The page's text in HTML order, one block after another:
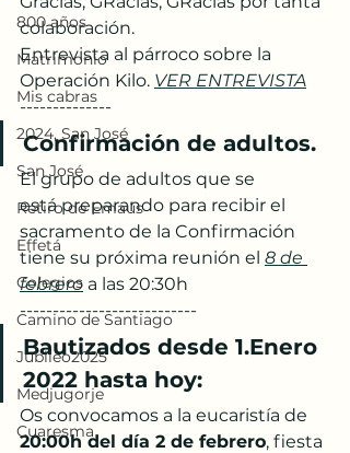
800 años
Matrimonio
Mis cabras
2024, San José
San José
Retiro de Emaús
Effetá
Colegios
Camino de Santiago
Jubileo2025
Medjugorje
Cuaresma
colaboración.
Entrevista al párroco sobre la
Operación Kilo. VER ENTREVISTA
--------------
Confirmación de adultos.
El grupo de adultos que se
está preparando para recibir el
sacramento de la Confirmación
tiene su próxima reunión el 8 de
febrero a las 20:30h
---------------------------
Bautizados desde 1.Enero
2022 hasta hoy:
Os convocamos a la eucaristía de
20:00h del día 2 de febrero, fiesta